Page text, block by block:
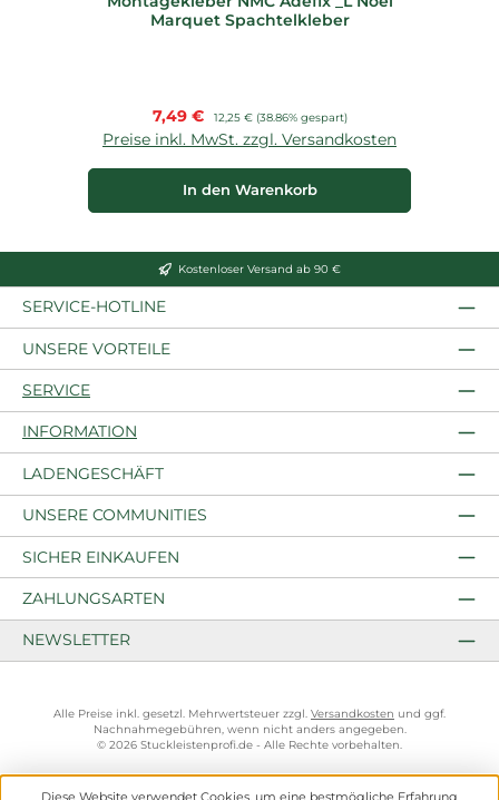
Marquet Spachtelkleber
Verkaufspreis:
7,49 € Regulärer Preis:
12,25 € (38.86% gespart)
Preise inkl. MwSt. zzgl. Versandkosten
In den Warenkorb
Kostenloser Versand ab 90 €
SERVICE-HOTLINE
UNSERE VORTEILE
SERVICE
INFORMATION
LADENGESCHÄFT
UNSERE COMMUNITIES
SICHER EINKAUFEN
ZAHLUNGSARTEN
NEWSLETTER
Alle Preise inkl. gesetzl. Mehrwertsteuer zzgl. Versandkosten und ggf.
Nachnahmegebühren, wenn nicht anders angegeben.
© 2026 Stuckleistenprofi.de - Alle Rechte vorbehalten.
Diese Website verwendet Cookies, um eine bestmögliche Erfahrung